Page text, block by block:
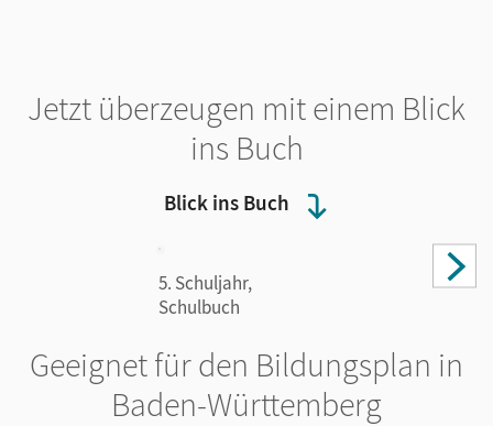
Jetzt überzeugen mit einem Blick
ins Buch
Blick ins Buch
5. Schuljahr,
Schulbuch
Geeignet für den Bildungsplan in
Baden-Württemberg